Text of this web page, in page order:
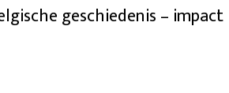
geschiedenis – impact